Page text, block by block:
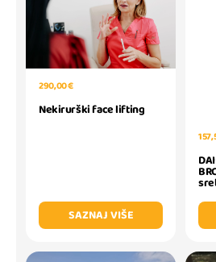
290,00 €
Nekirurški face lifting
SAZNAJ VIŠE